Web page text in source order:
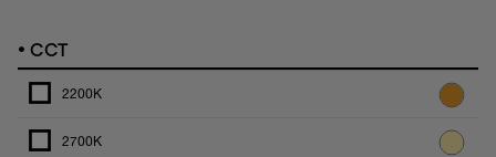
• CCT
2200K
2700K